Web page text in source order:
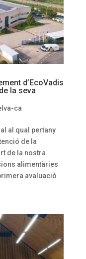
d’EcoVadis
la seva
ca
al qual pertany
de la
de la nostra
alimentàries
avaluació